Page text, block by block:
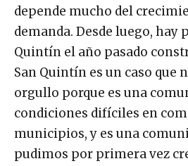
depende mucho del
demanda. Desde luego, hay
Quintín el año pasado
San Quintín es un caso que
orgullo porque es una
condiciones difíciles en
municipios, y es una
pudimos por primera vez